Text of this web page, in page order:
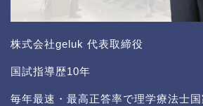
株式会社geluk 代表取締役
国試指導歴10年
毎年最速・最高正答率で理学療法士